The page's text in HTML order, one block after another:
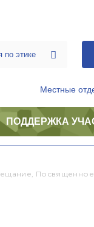
Местные
ПОДДЕРЖКА